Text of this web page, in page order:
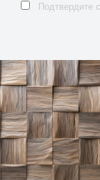
Подтвердите